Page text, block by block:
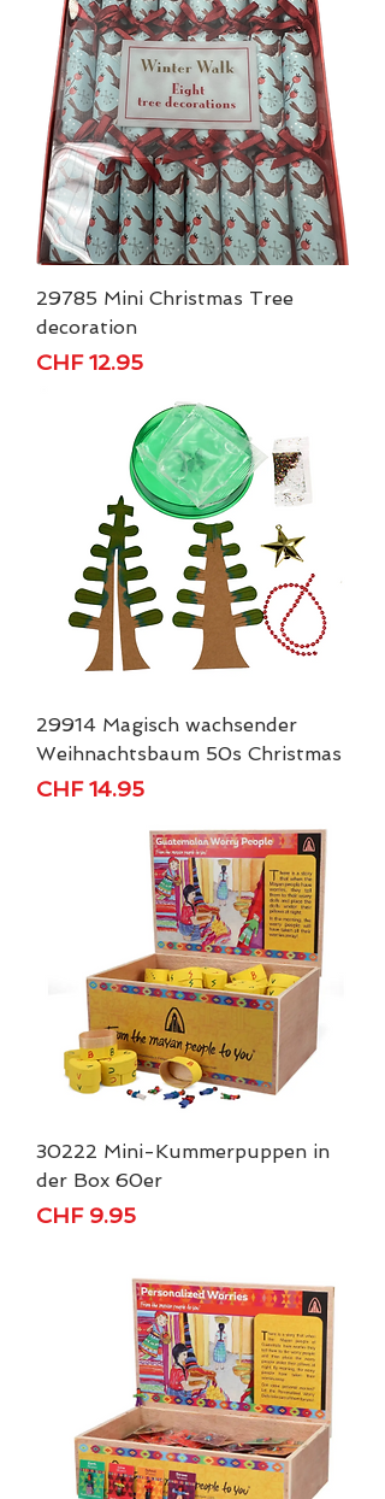
29785 Mini Christmas Tree
decoration
Price
CHF 12.95
29914 Magisch wachsender
Weihnachtsbaum 50s Christmas
Price
CHF 14.95
30222 Mini-Kummerpuppen in
der Box 60er
Price
CHF 9.95